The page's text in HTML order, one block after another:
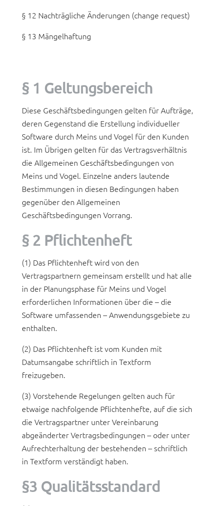
§ 12 Nachträgliche Änderungen (change request)
§ 13 Mängelhaftung
§ 1 Geltungsbereich
Diese Geschäftsbedingungen gelten für Aufträge,
deren Gegenstand die Erstellung individueller
Software durch Meins und Vogel für den Kunden
ist. Im Übrigen gelten für das Vertragsverhältnis
die Allgemeinen Geschäftsbedingungen von
Meins und Vogel. Einzelne anders lautende
Bestimmungen in diesen Bedingungen haben
gegenüber den Allgemeinen
Geschäftsbedingungen Vorrang.
§ 2 Pflichtenheft
(1) Das Pflichtenheft wird von den
Vertragspartnern gemeinsam erstellt und hat alle
in der Planungsphase für Meins und Vogel
erforderlichen Informationen über die – die
Software umfassenden – Anwendungsgebiete zu
enthalten.
(2) Das Pflichtenheft ist vom Kunden mit
Datumsangabe schriftlich in Textform
freizugeben.
(3) Vorstehende Regelungen gelten auch für
etwaige nachfolgende Pflichtenhefte, auf die sich
die Vertragspartner unter Vereinbarung
abgeänderter Vertragsbedingungen – oder unter
Aufrechterhaltung der bestehenden – schriftlich
in Textform verständigt haben.
§3 Qualitätsstandard